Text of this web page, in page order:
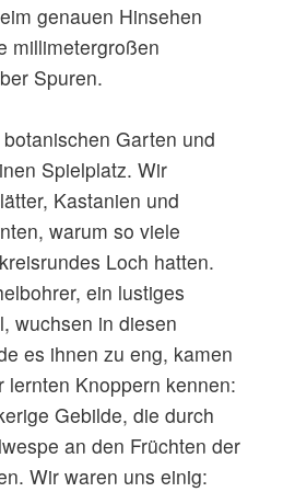
genauen Hinsehen
millimetergroßen
Spuren.
Garten und
Spielplatz. Wir
Kastanien und
warum so viele
Loch hatten.
ein lustiges
wuchsen in diesen
es ihnen zu eng, kamen
Knoppern kennen:
Gebilde, die durch
an den Früchten der
Wir waren uns einig: